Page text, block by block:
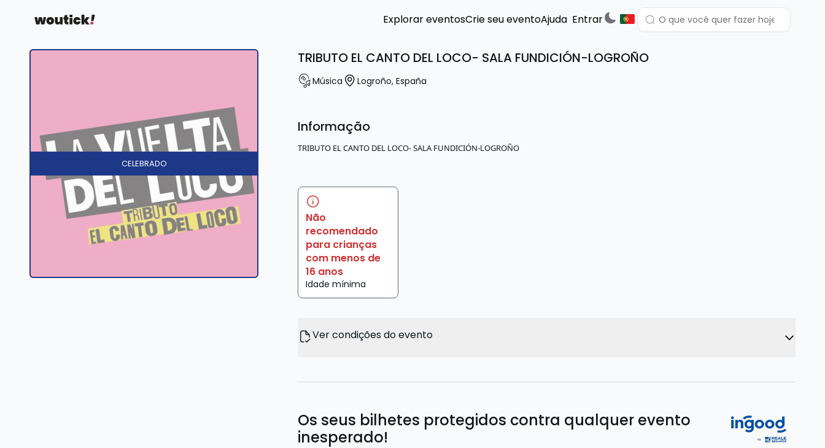
Explorar eventosCrie seu eventoAjuda Entrar
CELEBRADO
TRIBUTO EL CANTO DEL LOCO- SALA FUNDICIÓN-LOGROÑO
Música Logroño, España
Informação
TRIBUTO EL CANTO DEL LOCO- SALA FUNDICIÓN-LOGROÑO
Não
recomendado
para crianças
com menos de
16 anos
Idade mínima
Ver condições do evento
Os seus bilhetes protegidos contra qualquer evento
inesperado!